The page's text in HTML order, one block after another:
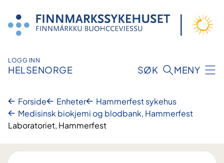
innhold
LOGG INN
HELSENORGE SØK MENY
Forside Enheter
Hammerfest sykehus
Medisinsk biokjemi og blodbank, Hammerfest
Laboratoriet, Hammerfest